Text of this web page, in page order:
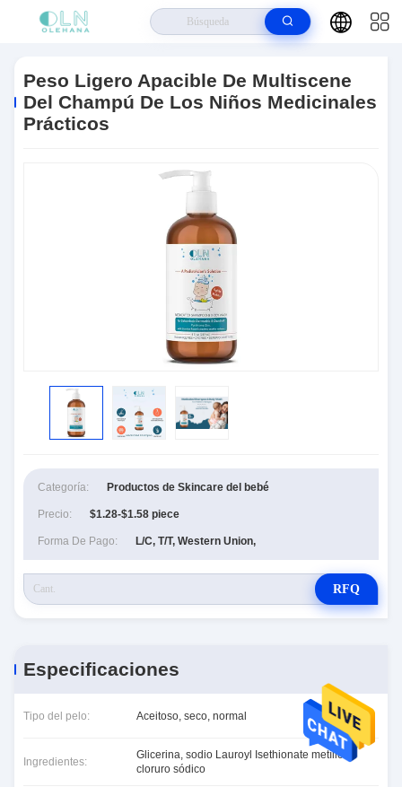
Apacible De Multiscene Del Champú De Los Niños Medicinales Prácticos
Peso Ligero Apacible De Multiscene
Del Champú De Los Niños Medicinales
Prácticos
Categoría: Productos de Skincare del bebé
Precio: $1.28-$1.58 piece
Forma De Pago: L/C, T/T, Western Union,
RFQ
Especificaciones
Tipo del pelo: Aceitoso, seco, normal
Ingredientes:
Glicerina, sodio Lauroyl Isethionate metílico,
cloruro sódico